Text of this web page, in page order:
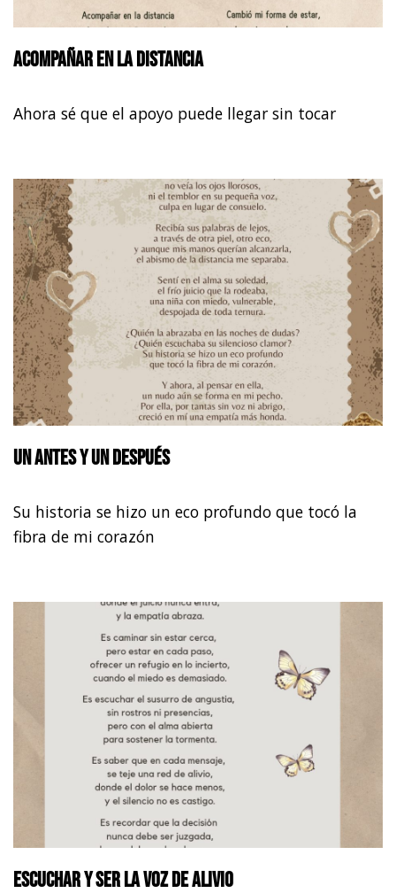
Acompañar en la distancia
Ahora sé que el apoyo puede llegar sin tocar
Un antes y un después
Su historia se hizo un eco profundo que tocó la
fibra de mi corazón
Escuchar y ser la voz de alivio